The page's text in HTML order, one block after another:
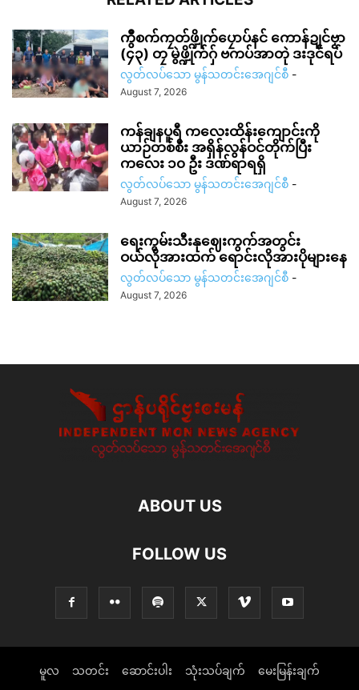
ကွဳစက်ကၠတ်ဖ္ဍိုက်ပၠောပ်နင် ကောန်ဍုင်ဗၟာ
(၄၃) တၠ မွဲဖ္ဍိုက်ဂှ် ဗကပ်အာတုဲ ဒးဒုင်ရပ်
လွတ်လပ်သော မွန်သတင်းအေဂျင်စီ -
August 7, 2026
ကန်ချနပူရီ ကလေးထိန်းကျောင်းကို
ယာဉ်တစ်စီး အရှိန်လွန်ဝင်တိုက်ပြီး
ကလေး ၁၀ ဦး ဒဏ်ရာရရှိ
လွတ်လပ်သော မွန်သတင်းအေဂျင်စီ -
August 7, 2026
ရေးကွမ်းသီးနုဈေးကွက်အတွင်း
ဝယ်လိုအားထက် ရောင်းလိုအားပိုများနေ
လွတ်လပ်သော မွန်သတင်းအေဂျင်စီ -
August 7, 2026
ABOUT US
FOLLOW US
မူလ သတင်း ဆောင်းပါး သုံးသပ်ချက် မေးမြန်းချက်